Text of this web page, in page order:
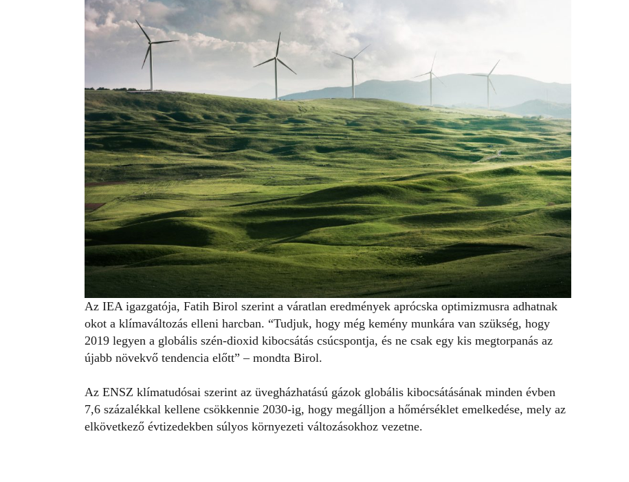
Az IEA igazgatója, Fatih Birol szerint a váratlan eredmények aprócska optimizmusra adhatnak
okot a klímaváltozás elleni harcban. “Tudjuk, hogy még kemény munkára van szükség, hogy
2019 legyen a globális szén-dioxid kibocsátás csúcspontja, és ne csak egy kis megtorpanás az
újabb növekvő tendencia előtt” – mondta Birol.
Az ENSZ klímatudósai szerint az üvegházhatású gázok globális kibocsátásának minden évben
7,6 százalékkal kellene csökkennie 2030-ig, hogy megálljon a hőmérséklet emelkedése, mely az
elkövetkező évtizedekben súlyos környezeti változásokhoz vezetne.